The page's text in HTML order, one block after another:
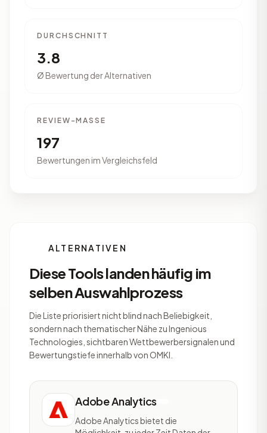
DURCHSCHNITT
3.8
Ø Bewertung der Alternativen
REVIEW-MASSE
197
Bewertungen im Vergleichsfeld
ALTERNATIVEN
Diese Tools landen häufig im
selben Auswahlprozess
Die Liste priorisiert nicht blind nach Beliebigkeit,
sondern nach thematischer Nähe zu Ingenious
Technologies, sichtbaren Wettbewerbersignalen und
Bewertungstiefe innerhalb von OMKI.
Adobe Analytics
Adobe Analytics bietet die